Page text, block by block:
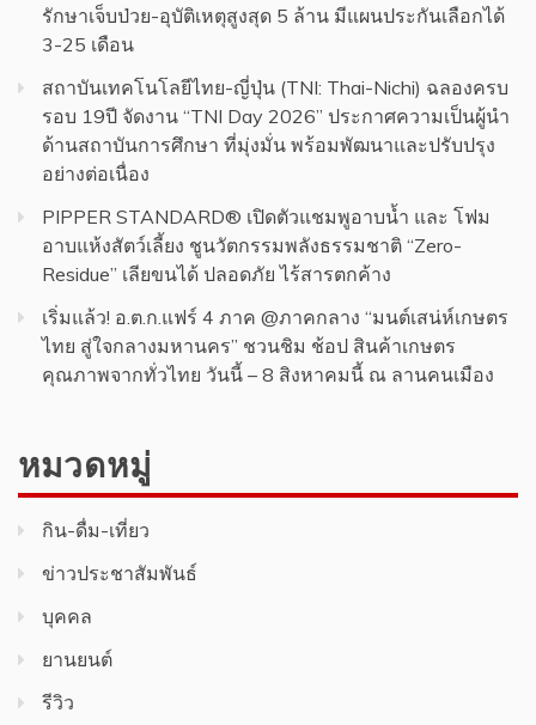
รักษาเจ็บป่วย-อุบัติเหตุสูงสุด 5 ล้าน มีแผนประกันเลือกได้
3-25 เดือน
สถาบันเทคโนโลยีไทย-ญี่ปุ่น (TNI: Thai-Nichi) ฉลองครบ
รอบ 19ปี จัดงาน “TNI Day 2026” ประกาศความเป็นผู้นำ
ด้านสถาบันการศึกษา ที่มุ่งมั่น พร้อมพัฒนาและปรับปรุง
อย่างต่อเนื่อง
PIPPER STANDARD® เปิดตัวแชมพูอาบน้ำ และ โฟม
อาบแห้งสัตว์เลี้ยง ชูนวัตกรรมพลังธรรมชาติ “Zero-
Residue” เลียขนได้ ปลอดภัย ไร้สารตกค้าง
เริ่มแล้ว! อ.ต.ก.แฟร์ 4 ภาค @ภาคกลาง “มนต์เสน่ห์เกษตร
ไทย สู่ใจกลางมหานคร” ชวนชิม ช้อป สินค้าเกษตร
คุณภาพจากทั่วไทย วันนี้ – 8 สิงหาคมนี้ ณ ลานคนเมือง
หมวดหมู่
กิน-ดื่ม-เที่ยว
ข่าวประชาสัมพันธ์
บุคคล
ยานยนต์
รีวิว